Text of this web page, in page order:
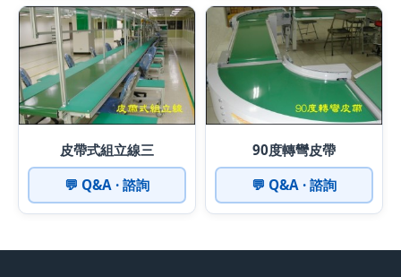
皮帶式組立線三
💬 Q&A · 諮詢
90度轉彎皮帶
💬 Q&A · 諮詢